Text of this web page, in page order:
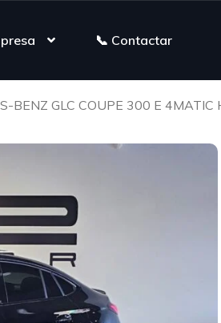
📞 Contactar
BENZ GLC COUPE 300 E